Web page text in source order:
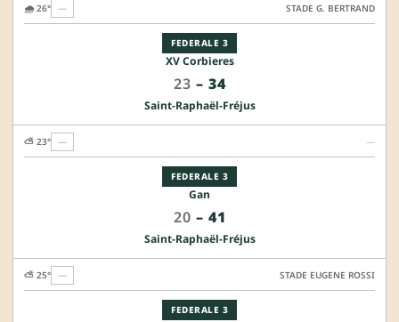
FEDERALE 3
XV Corbieres
23 – 34
Saint-Raphaël-Fréjus
🌧️ 26° — STADE G. BERTRAND
FEDERALE 3
Gan
20 – 41
Saint-Raphaël-Fréjus
⛅ 23° — —
FEDERALE 3
⛅ 25° — STADE EUGENE ROSSI